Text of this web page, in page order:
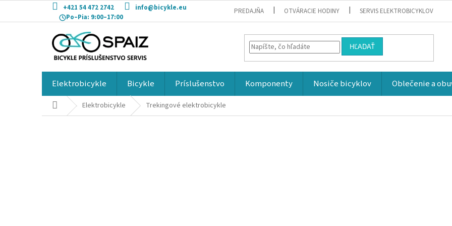
obsah
+421 54 472 2742
info@bicykle.eu
Po–Pia: 9:00–17:00
PREDAJŇA OTVÁRACIE HODINY SERVIS ELEKTROBICYKLOV
HĽADAŤ
Elektrobicykle Bicykle Príslušenstvo Komponenty Nosiče bicyklov Oblečenie a
DomovElektrobicykle Trekingové elektrobicykle